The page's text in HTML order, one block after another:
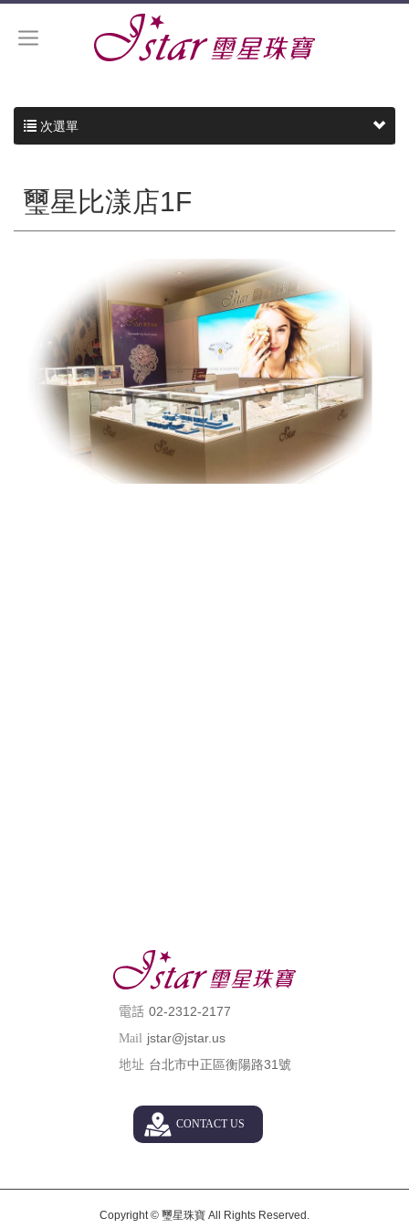
次選單
璽星比漾店1F
電話 02-2312-2177
Mail jstar@jstar.us
地址 台北市中正區衡陽路31號
CONTACT US
Copyright © 璽星珠寶 All Rights Reserved.